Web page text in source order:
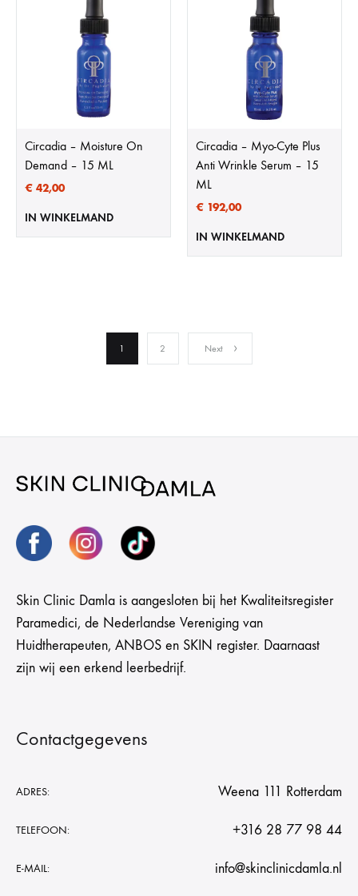
Circadia – Moisture On
Demand – 15 ML
€ 42,00
IN WINKELMAND
Circadia – Myo-Cyte Plus
Anti Wrinkle Serum – 15
ML
€ 192,00
IN WINKELMAND
1 2 Next
Skin Clinic Damla is aangesloten bij het Kwaliteitsregister
Paramedici, de Nederlandse Vereniging van
Huidtherapeuten, ANBOS en SKIN register. Daarnaast
zijn wij een erkend leerbedrijf.
Contactgegevens
ADRES: Weena 111 Rotterdam
TELEFOON: +316 28 77 98 44
E-MAIL: info@skinclinicdamla.nl